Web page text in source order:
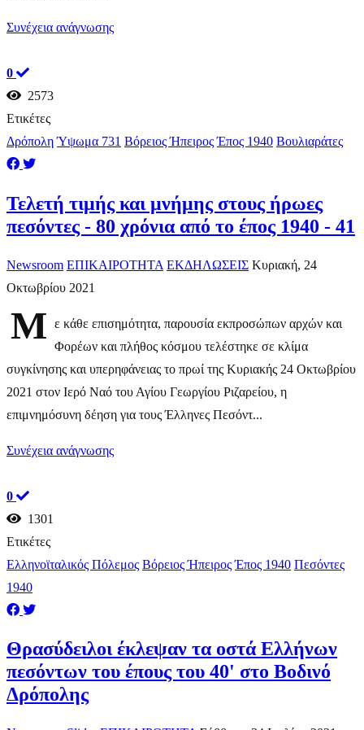
Συνέχεια ανάγνωσης
0
2573
Ετικέτες
Δρόπολη Ύψωμα 731 Βόρειος Ήπειρος Έπος 1940 Βουλιαράτες
Τελετή τιμής και μνήμης στους ήρωες
πεσόντες - 80 χρόνια από το έπος 1940 - 41
Newsroom ΕΠΙΚΑΙΡΟΤΗΤΑ ΕΚΔΗΛΩΣΕΙΣ Κυριακή, 24
Οκτωβρίου 2021
Μ
ε κάθε επισημότητα, παρουσία εκπροσώπων αρχών και
Φορέων και πλήθος κόσμου τελέστηκε σε κλίμα
συγκίνησης και υπερηφάνειας το πρωί της Κυριακής 24 Οκτωβρίου
2021 στον Ιερό Ναό του Αγίου Γεωργίου Ριζαρείου, η
επιμνημόσυνη δέηση για τους Έλληνες Πεσόντ...
Συνέχεια ανάγνωσης
0
1301
Ετικέτες
Ελληνοϊταλικός Πόλεμος Βόρειος Ήπειρος Έπος 1940 Πεσόντες
1940
Θρασύδειλοι έκλεψαν τα οστά Ελλήνων
πεσόντων του έπους του 40' στο Βοδινό
Δρόπολης